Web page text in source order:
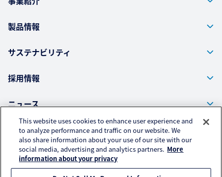
製品情報
サステナビリティ
採用情報
ニュース
株式会社クラレ ウェブサイト
プライバシーポリシー
アクセスデータの取扱いについて
This website uses cookies to enhance user experience and
to analyze performance and traffic on our website. We
also share information about your use of our site with our
social media, advertising and analytics partners. More
information about your privacy